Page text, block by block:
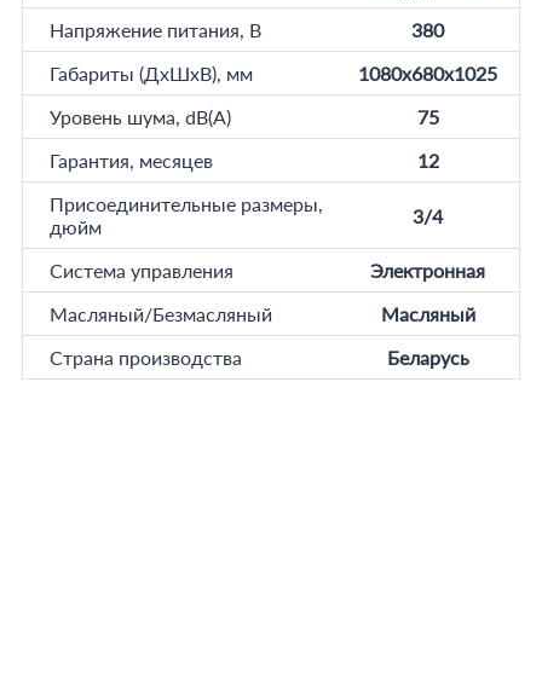
Напряжение питания, В
380
Габариты (ДхШхВ), мм
1080x680x1025
Уровень шума, dB(A)
75
Гарантия, месяцев
12
Присоединительные размеры,
дюйм
3/4
Система управления
Электронная
Масляный/Безмасляный
Масляный
Страна производства
Беларусь